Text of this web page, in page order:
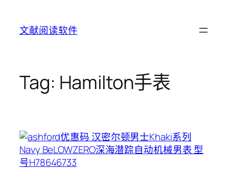
content
文献阅读软件
Tag: Hamilton手表